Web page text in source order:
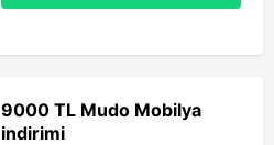
9000 TL Mudo Mobilya
indirimi